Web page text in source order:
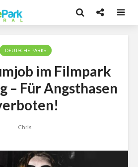
DEUTSCHE PARKS
im Filmpark
– Für Angsthasen
Chris